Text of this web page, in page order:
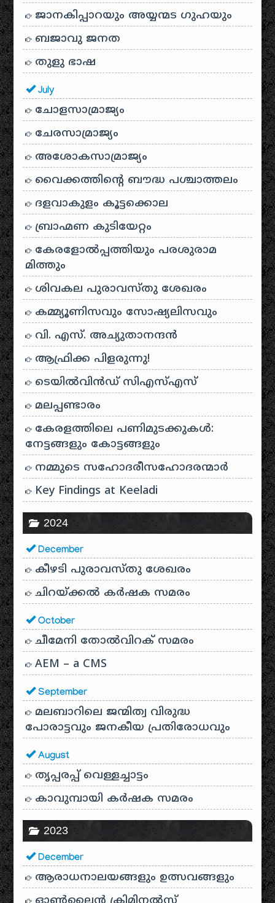
ജാനകിപ്പാറയും അയ്യന്മട ഗുഹയും
ബജാവു ജനത
തുളു ഭാഷ
July
ചോളസാമ്രാജ്യം
ചേരസാമ്രാജ്യം
അശോകസാമ്രാജ്യം
വൈക്കത്തിന്റെ ബൗദ്ധ പശ്ചാത്തലം
ദളവാകുളം കൂട്ടക്കൊല
ബ്രാഹ്മണ കുടിയേറ്റം
കേരളോൽപ്പത്തിയും പരശുരാമ
മിത്തും
ശിവകല പുരാവസ്തു ശേഖരം
കമ്മ്യൂണിസവും സോഷ്യലിസവും
വി. എസ്. അച്യുതാനന്ദൻ
ആഫ്രിക്ക പിളരുന്നു!
ടെയിൽ‌വിൻഡ് സി‌എസ്‌എസ്
മലപ്പണ്ടാരം
കേരളത്തിലെ പണിമുടക്കുകൾ:
നേട്ടങ്ങളും കോട്ടങ്ങളും
നമ്മുടെ സഹോദരീസഹോദരന്മാർ
Key Findings at Keeladi
2024
December
കീഴടി പുരാവസ്തു ശേഖരം
ചിറയ്ക്കൽ കർഷക സമരം
October
ചീമേനി തോൽവിറക് സമരം
AEM – a CMS
September
മലബാറിലെ ജന്മിത്വ വിരുദ്ധ
പോരാട്ടവും ജനകീയ പ്രതിരോധവും
August
തൃപ്പരപ്പ് വെള്ളച്ചാട്ടം
കാവുമ്പായി കർഷക സമരം
2023
December
ആരാധനാലയങ്ങളും ഉത്സവങ്ങളും